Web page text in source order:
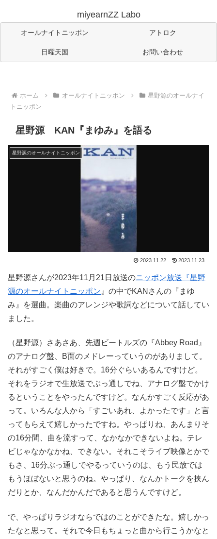
miyearnZZ Labo
オールナイトニッポン アトロク
日曜天国 お問い合わせ
ホーム オールナイトニッポン
星野源のオールナイ
トニッポン
星野源 KAN『まゆみ』を語る
星野源のオールナイトニッポン
2023.11.22 2023.11.23
星野源さんが2023年11月21日放送のニッポン放送『星野
源のオールナイトニッポン 』の中でKANさんの『まゆ
み』を選曲。楽曲のアレンジや歌詞などについて話してい
ました。
（星野源）さあさあ、先週ビートルズの『Abbey Road』
のアナログ盤、B面のメドレーっていうのがありまして。
それがすごく僕は好きで。16分ぐらいあるんですけど。
それをラジオで生放送でぶっ通しでね、アナログ盤でかけ
るということをやったんですけど。なんかすごく反応があ
って。いろんな人から「すごいあれ、よかったです」と言
ってもらえて嬉しかったですね。やっぱりね、あんまりそ
の16分間、曲を流すって、なかなかできないよね。テレ
ビじゃなかなかね、できない。それこそライブ映像とかで
もさ、16分ぶっ通しでやるっていうのは、もう民放では
もうほぼないと思うのね。やっぱり、なんかトークを挟ん
だりとか、なんだかんだであると思うんですけど。
で、やっぱりラジオならではのことができたな。嬉しかっ
たなと思って。それで今日もちょっと曲から行こうかなと